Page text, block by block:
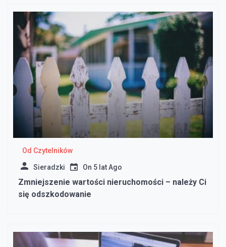
Od Czytelników
Sieradzki On 5 lat Ago
Zmniejszenie wartości nieruchomości – należy Ci
się odszkodowanie